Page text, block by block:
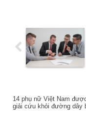
14 phụ nữ Việt Nam
giải cứu khỏi đường dây